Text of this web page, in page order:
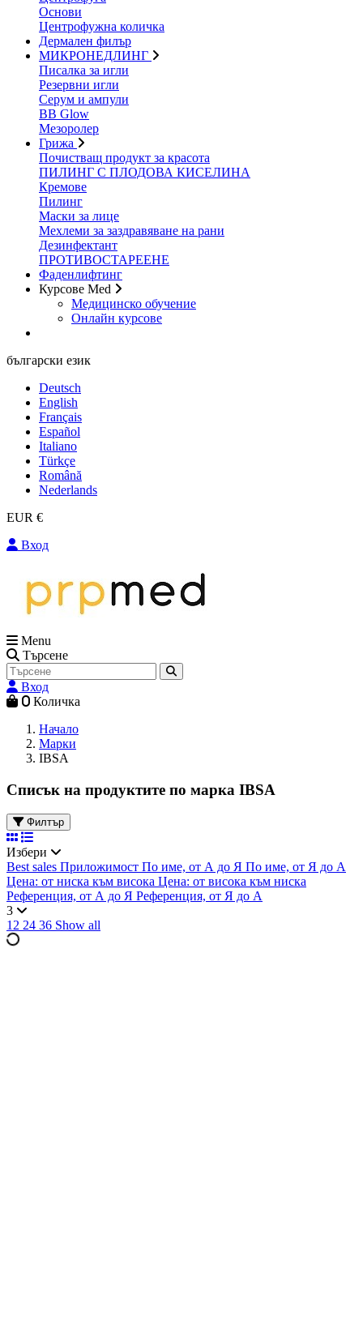
Основи
Центрофужна количка
Дермален филър
МИКРОНЕДЛИНГ
Писалка за игли
Резервни игли
Серум и ампули
BB Glow
Мезоролер
Грижа
Почистващ продукт за красота
ПИЛИНГ С ПЛОДОВА КИСЕЛИНА
Кремове
Пилинг
Маски за лице
Мехлеми за заздравяване на рани
Дезинфектант
ПРОТИВОСТАРЕЕНЕ
Фаденлифтинг
Курсове Med
Медицинско обучение
Онлайн курсове
български език
Deutsch
English
Français
Español
Italiano
Türkçe
Română
Nederlands
EUR €
Вход
Menu
Търсене
Вход
0 Количка
Начало
Марки
IBSA
Списък на продуктите по марка IBSA
Филтър
Избери
Best sales Приложимост По име, от А до Я По име, от Я до А
Цена: от ниска към висока Цена: от висока към ниска
Референция, от А до Я Референция, от Я до А
3
12 24 36 Show all